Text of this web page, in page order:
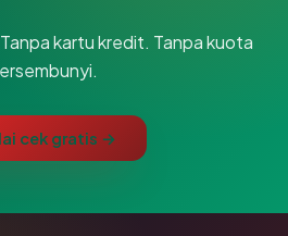
kartu kredit. Tanpa kuota
cek gratis →